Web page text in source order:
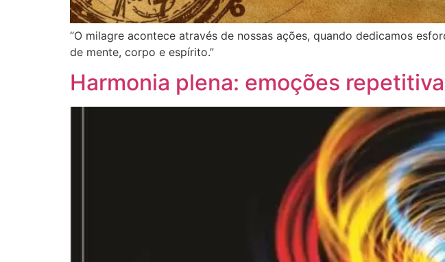
“O milagre acontece através de nossas ações, quando dedicamos
de mente, corpo e espírito.”
Harmonia plena: emoções